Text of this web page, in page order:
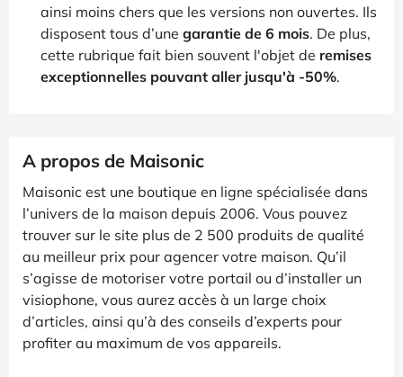
ainsi moins chers que les versions non ouvertes. Ils
disposent tous d’une garantie de 6 mois. De plus,
cette rubrique fait bien souvent l'objet de remises
exceptionnelles pouvant aller jusqu'à -50%.
A propos de Maisonic
Maisonic est une boutique en ligne spécialisée dans
l’univers de la maison depuis 2006. Vous pouvez
trouver sur le site plus de 2 500 produits de qualité
au meilleur prix pour agencer votre maison. Qu’il
s’agisse de motoriser votre portail ou d’installer un
visiophone, vous aurez accès à un large choix
d’articles, ainsi qu’à des conseils d’experts pour
profiter au maximum de vos appareils.